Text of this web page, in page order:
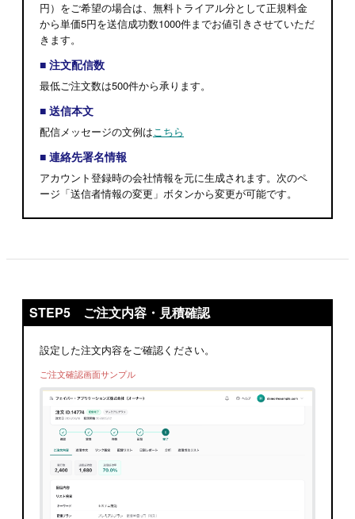
円）をご希望の場合は、無料トライアル分として正規料金
から単価5円を送信成功数1000件までお値引きさせていただ
きます。
■ 注文配信数
最低ご注文数は500件から承ります。
■ 送信本文
配信メッセージの文例はこちら
■ 連絡先署名情報
アカウント登録時の会社情報を元に生成されます。 次のペ
ージ「送信者情報の変更」ボタンから変更が可能です。
STEP5 ご注文内容・見積確認
設定した注文内容をご確認ください。
ご注文確認画面サンプル